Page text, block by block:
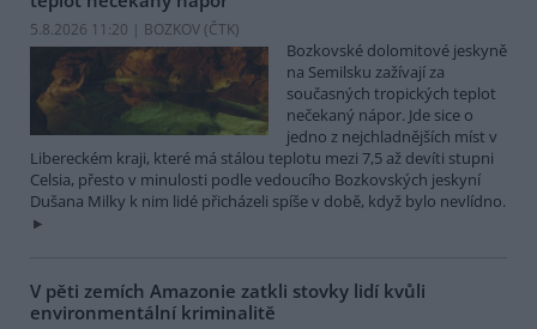
5.8.2026 11:20 | BOZKOV (ČTK)
Bozkovské dolomitové jeskyně
na Semilsku zažívají za
současných tropických teplot
nečekaný nápor. Jde sice o
jedno z nejchladnějších míst v
Libereckém kraji, které má stálou teplotu mezi 7,5 až devíti stupni
Celsia, přesto v minulosti podle vedoucího Bozkovských jeskyní
Dušana Milky k nim lidé přicházeli spíše v době, když bylo nevlídno.
V pěti zemích Amazonie zatkli stovky lidí kvůli
environmentální kriminalitě